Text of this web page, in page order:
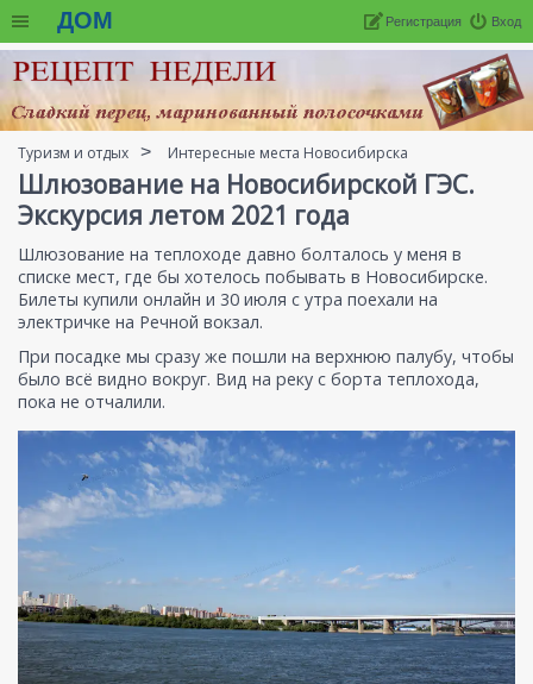
ДОМ Вход
Регистрация
Туризм и отдых Интересные места Новосибирска
Шлюзование на Новосибирской ГЭС.
Экскурсия летом 2021 года
Шлюзование на теплоходе давно болталось у меня в
списке мест, где бы хотелось побывать в Новосибирске.
Билеты купили онлайн и 30 июля с утра поехали на
электричке на Речной вокзал.
При посадке мы сразу же пошли на верхнюю палубу, чтобы
было всё видно вокруг. Вид на реку с борта теплохода,
пока не отчалили.